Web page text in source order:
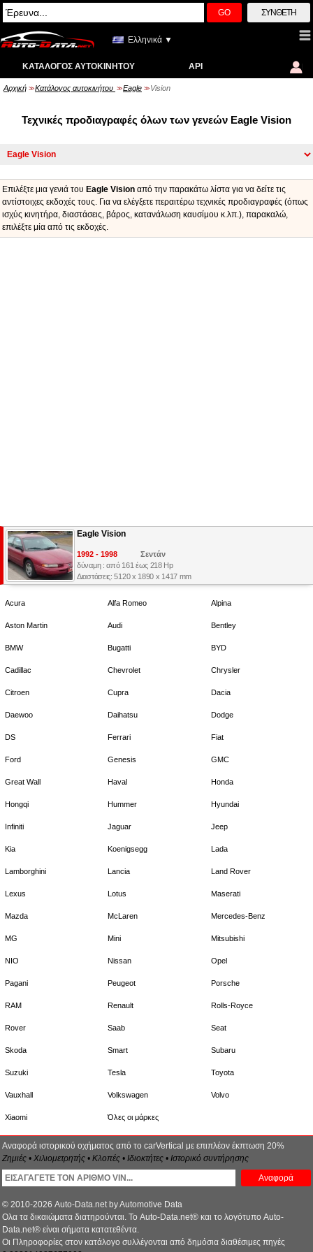
GO ΣΎΝΘΕΤΗ
Ελληνικά ▼
ΚΑΤΆΛΟΓΟΣ ΑΥΤΟΚΙΝΉΤΟΥ API
Αρχική >> Κατάλογος αυτοκινήτου >> Eagle >> Vision
Τεχνικές προδιαγραφές όλων των γενεών Eagle Vision
Επιλέξτε μια γενιά του Eagle Vision από την παρακάτω λίστα για να δείτε τις
αντίστοιχες εκδοχές τους. Για να ελέγξετε περαιτέρω τεχνικές προδιαγραφές (όπως
ισχύς κινητήρα, διαστάσεις, βάρος, κατανάλωση καυσίμου κ.λπ.), παρακαλώ,
επιλέξτε μία από τις εκδοχές.
Eagle Vision
1992 - 1998
Σεντάν
δύναμη : από 161 έως 218 Hp
Διαστάσεις: 5120 x 1890 x 1417 mm
Acura Alfa Romeo Alpina
Aston Martin Audi Bentley
BMW Bugatti BYD
Cadillac Chevrolet Chrysler
Citroen Cupra Dacia
Daewoo Daihatsu Dodge
DS Ferrari Fiat
Ford Genesis GMC
Great Wall Haval Honda
Hongqi Hummer Hyundai
Infiniti Jaguar Jeep
Kia Koenigsegg Lada
Lamborghini Lancia Land Rover
Lexus Lotus Maserati
Mazda McLaren Mercedes-Benz
MG Mini Mitsubishi
NIO Nissan Opel
Pagani Peugeot Porsche
RAM Renault Rolls-Royce
Rover Saab Seat
Skoda Smart Subaru
Suzuki Tesla Toyota
Vauxhall Volkswagen Volvo
Xiaomi Όλες οι μάρκες
Αναφορά ιστορικού οχήματος από το carVertical με επιπλέον έκπτωση 20%
Ζημιές • Χιλιομετρητής • Κλοπές • Ιδιοκτήτες • Ιστορικό συντήρησης
Αναφορά
© 2010-2026 Auto-Data.net by Automotive Data
Ολα τα δικαιώματα διατηρούνται. Το Auto-Data.net® και το λογότυπο Auto-
Data.net® είναι σήματα κατατεθέντα.
Οι Πληροφορίες στον κατάλογο συλλέγονται από δημόσια διαθέσιμες πηγές